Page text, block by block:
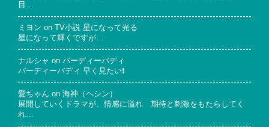
目…
ミヨン on
TV小説 星になって光る
星になって輝くですが…
ナルシャ on バーディーバディ
バーディーバディ 早く見たい❗
愛ちゃん on 海神（ヘシン）
展開していくドラマが、情感に溢れ 期待と刺激をもたらしてく
れ…